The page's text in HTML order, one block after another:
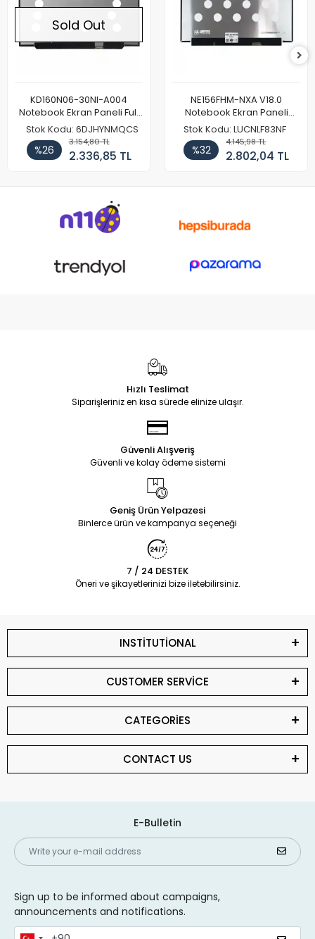
Sold Out
KD160N06-30NI-A004
Notebook Ekran Paneli Full
HD
Stok Kodu: 6DJHYNMQCS
%26
3.154,80 TL
2.336,85 TL
NE156FHM-NXA V18.0
Notebook Ekran Paneli
144Hz
Stok Kodu: LUCNLF83NF
%32
4.145,98 TL
2.802,04 TL
Hızlı Teslimat
Siparişleriniz en kısa sürede elinize ulaşır.
Güvenli Alışveriş
Güvenli ve kolay ödeme sistemi
Geniş Ürün Yelpazesi
Binlerce ürün ve kampanya seçeneği
7 / 24 DESTEK
Öneri ve şikayetlerinizi bize iletebilirsiniz.
INSTİTUTİONAL
CUSTOMER SERVİCE
CATEGORİES
CONTACT US
E-Bulletin
Sign up to be informed about campaigns,
announcements and notifications.